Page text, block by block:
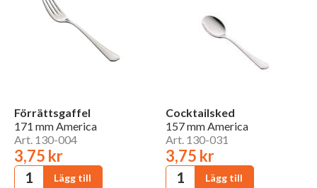
Förrättsgaffel
171 mm America
Art. 130-004
3,75 kr
Cocktailsked
157 mm America
Art. 130-031
3,75 kr